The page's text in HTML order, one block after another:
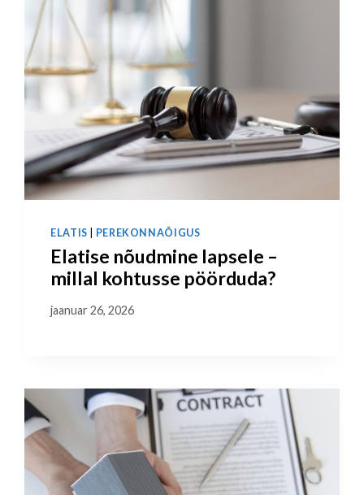
ELATIS PEREKONNAÕIGUS
Elatise nõudmine lapsele –
millal kohtusse pöörduda?
jaanuar 26, 2026